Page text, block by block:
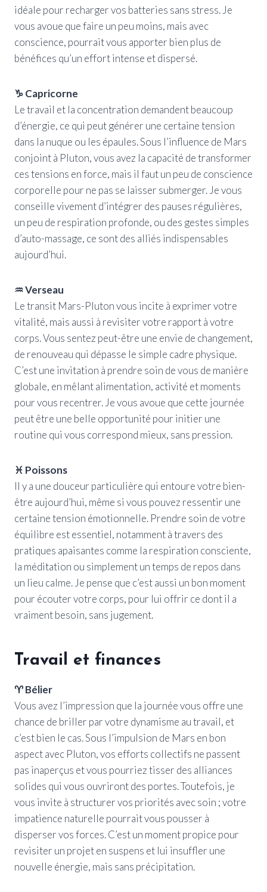
idéale pour recharger vos batteries sans stress. Je
vous avoue que faire un peu moins, mais avec
conscience, pourrait vous apporter bien plus de
bénéfices qu’un effort intense et dispersé.
♑ Capricorne
Le travail et la concentration demandent beaucoup
d’énergie, ce qui peut générer une certaine tension
dans la nuque ou les épaules. Sous l’influence de Mars
conjoint à Pluton, vous avez la capacité de transformer
ces tensions en force, mais il faut un peu de conscience
corporelle pour ne pas se laisser submerger. Je vous
conseille vivement d’intégrer des pauses régulières,
un peu de respiration profonde, ou des gestes simples
d’auto-massage, ce sont des alliés indispensables
aujourd’hui.
♒ Verseau
Le transit Mars-Pluton vous incite à exprimer votre
vitalité, mais aussi à revisiter votre rapport à votre
corps. Vous sentez peut-être une envie de changement,
de renouveau qui dépasse le simple cadre physique.
C’est une invitation à prendre soin de vous de manière
globale, en mêlant alimentation, activité et moments
pour vous recentrer. Je vous avoue que cette journée
peut être une belle opportunité pour initier une
routine qui vous correspond mieux, sans pression.
♓ Poissons
Il y a une douceur particulière qui entoure votre bien-
être aujourd’hui, même si vous pouvez ressentir une
certaine tension émotionnelle. Prendre soin de votre
équilibre est essentiel, notamment à travers des
pratiques apaisantes comme la respiration consciente,
la méditation ou simplement un temps de repos dans
un lieu calme. Je pense que c’est aussi un bon moment
pour écouter votre corps, pour lui offrir ce dont il a
vraiment besoin, sans jugement.
Travail et finances
♈ Bélier
Vous avez l’impression que la journée vous offre une
chance de briller par votre dynamisme au travail, et
c’est bien le cas. Sous l’impulsion de Mars en bon
aspect avec Pluton, vos efforts collectifs ne passent
pas inaperçus et vous pourriez tisser des alliances
solides qui vous ouvriront des portes. Toutefois, je
vous invite à structurer vos priorités avec soin ; votre
impatience naturelle pourrait vous pousser à
disperser vos forces. C’est un moment propice pour
revisiter un projet en suspens et lui insuffler une
nouvelle énergie, mais sans précipitation.